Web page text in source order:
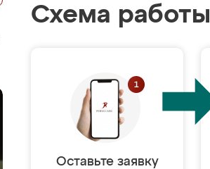
Схема работы
Оставьте заявку